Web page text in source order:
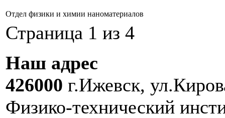
Отдел физики и химии наноматериалов
Страница 1 из 4
Наш адрес
426000 г.Ижевск,
Физико-технический